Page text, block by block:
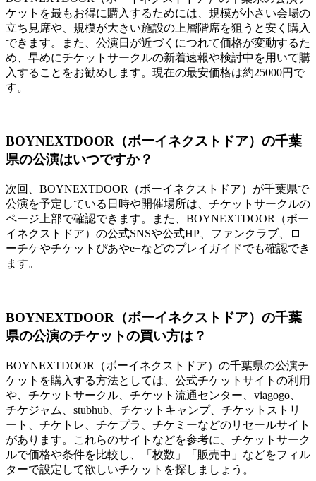
ケットを最もお得に購入するためには、規模が小さい会場の
立ち見席や、規模が大きい施設の上層階席を狙うと安く購入
できます。また、公演日が近づくにつれて価格が変動するた
め、早めにチケットサークルの新着速報や検討中を用いて購
入することをお勧めします。現在の最安価格は約25000円で
す。
BOYNEXTDOOR（ボーイネクストドア）の千葉
県の公演はいつですか？
次回、BOYNEXTDOOR（ボーイネクストドア）が千葉県で
公演を予定している日時や開催場所は、チケットサークルの
ページ上部で確認できます。また、BOYNEXTDOOR（ボー
イネクストドア）の公式SNSや公式HP、ファンクラブ、ロ
ーチケやチケットぴあやe+などのプレイガイドでも確認でき
ます。
BOYNEXTDOOR（ボーイネクストドア）の千葉
県の公演のチケットの買い方は？
BOYNEXTDOOR（ボーイネクストドア）の千葉県の公演チ
ケットを購入する方法としては、公式チケットサイトの利用
や、チケットサークル、チケット流通センター、viagogo、
チケジャム、stubhub、チケットキャンプ、チケットストリ
ート、チケトレ、チケプラ、チケミーなどのリセールサイト
があります。これらのサイトなどを参考に、チケットサーク
ルで価格や条件を比較し、「枚数」「販売中」などをフィル
ターで設定して欲しいチケットを探しましょう。